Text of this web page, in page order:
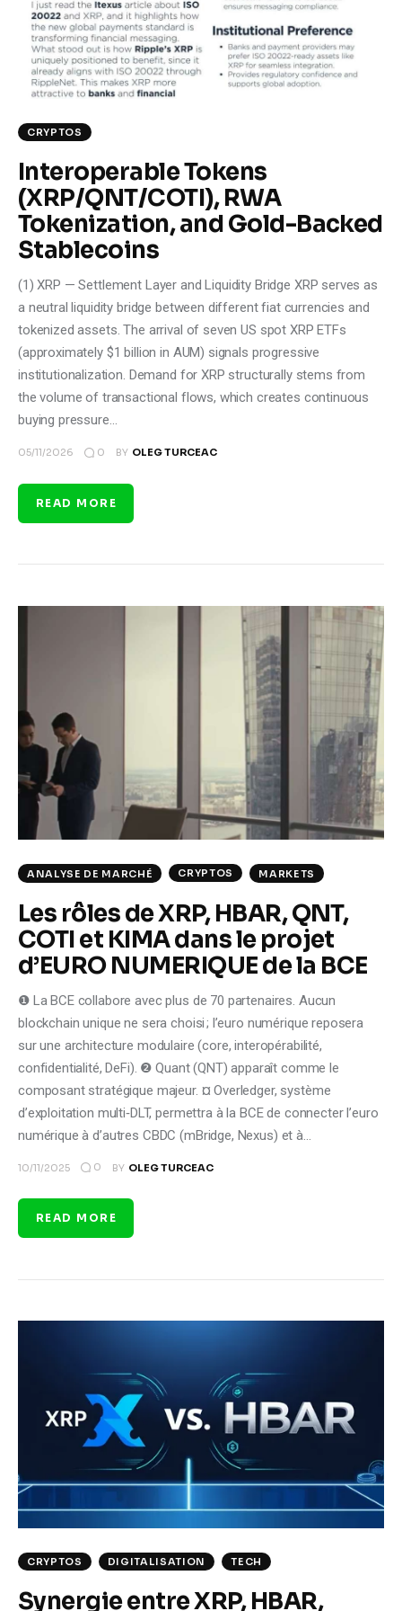
Climate
Markets
Shop
CRYPTOS
Interoperable Tokens
(XRP/QNT/COTI), RWA
Tokenization, and Gold-Backed
Stablecoins
(1) XRP — Settlement Layer and Liquidity Bridge XRP serves as
a neutral liquidity bridge between different fiat currencies and
tokenized assets. The arrival of seven US spot XRP ETFs
(approximately $1 billion in AUM) signals progressive
institutionalization. Demand for XRP structurally stems from
the volume of transactional flows, which creates continuous
buying pressure…
05/11/2026 0 BY OLEG TURCEAC
READ MORE
ANALYSE DE MARCHÉ CRYPTOS MARKETS
Les rôles de XRP, HBAR, QNT,
COTI et KIMA dans le projet
d’EURO NUMERIQUE de la BCE
❶ La BCE collabore avec plus de 70 partenaires. Aucun
blockchain unique ne sera choisi ; l’euro numérique reposera
sur une architecture modulaire (core, interopérabilité,
confidentialité, DeFi). ❷ Quant (QNT) apparaît comme le
composant stratégique majeur. ¤ Overledger, système
d’exploitation multi‑DLT, permettra à la BCE de connecter l’euro
numérique à d’autres CBDC (mBridge, Nexus) et à…
10/11/2025 0 BY OLEG TURCEAC
READ MORE
CRYPTOS DIGITALISATION TECH
Synergie entre XRP, HBAR,